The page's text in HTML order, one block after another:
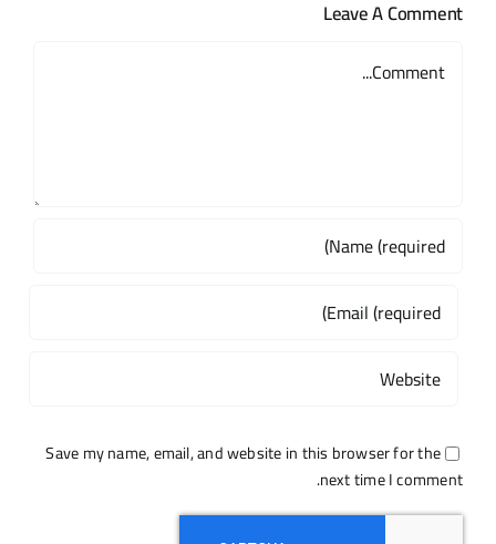
Leave A Comment
Save my name, email, and website in this browser for the
next time I comment.